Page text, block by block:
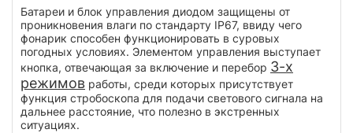
Батареи и блок управления диодом защищены от
проникновения влаги по стандарту IP67, ввиду чего
фонарик способен функционировать в суровых
погодных условиях. Элементом управления выступает
кнопка, отвечающая за включение и перебор 3-х
режимов работы, среди которых присутствует
функция стробоскопа для подачи светового сигнала на
дальнее расстояние, что полезно в экстренных
ситуациях.